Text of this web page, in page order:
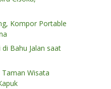
Kompor Portable
Bahu Jalan saat
Wisata